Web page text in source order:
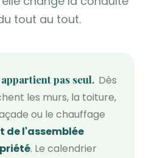
tout au tout.
pas seul Dès
les murs, la toiture,
ou le chauffage
de l'assemblée
. Le calendrier